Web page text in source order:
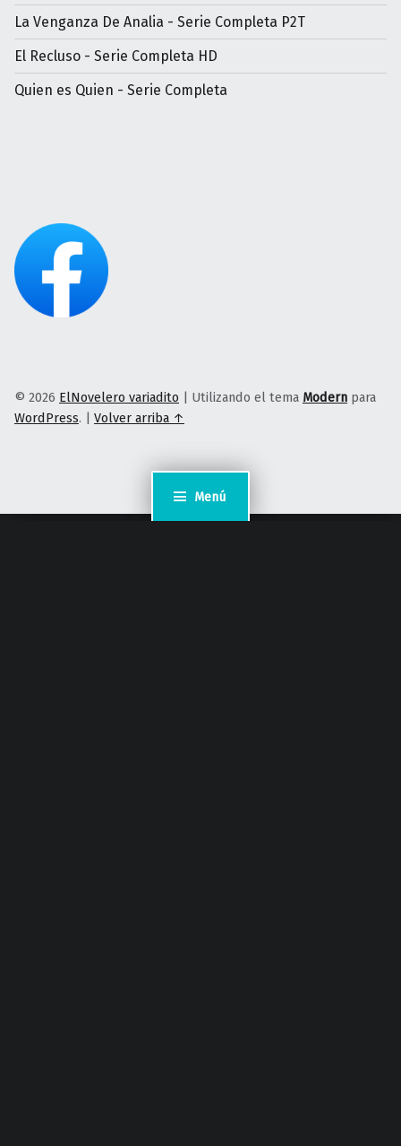
Menú
La Venganza De Analia - Serie Completa P2T
El Recluso - Serie Completa HD
Quien es Quien - Serie Completa
© 2026 ElNovelero variadito | Utilizando el tema Modern para
WordPress. | Volver arriba ↑